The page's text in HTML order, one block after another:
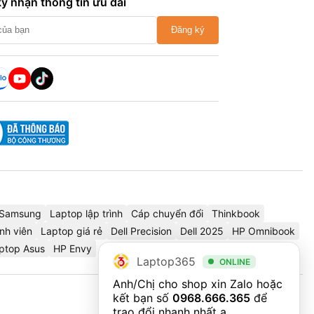
Đăng ký
Laptop lập trình Cáp chuyển đổi
Thinkbook
viên
Laptop giá rẻ Dell Precision Dell 2025
HP Omnibook
Asus
HP Envy
Laptop365 ONLINE
Anh/Chị cho shop xin Zalo hoặc
kết bạn số 0968.666.365 để